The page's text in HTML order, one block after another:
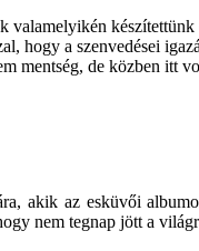
hogy a szenvedései
mentség, de közben itt
akik az esküvői
nem tegnap jött a